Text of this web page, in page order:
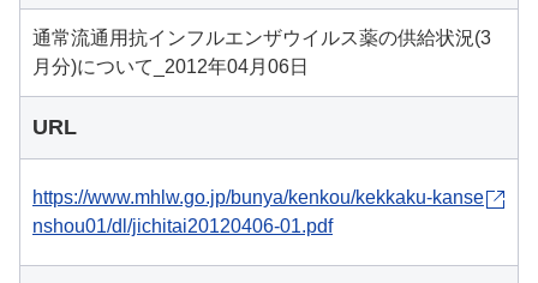
通常流通用抗インフルエンザウイルス薬の供給状況(3
月分)について_2012年04月06日
URL
https://www.mhlw.go.jp/bunya/kenkou/kekkaku-kanse
nshou01/dl/jichitai20120406-01.pdf